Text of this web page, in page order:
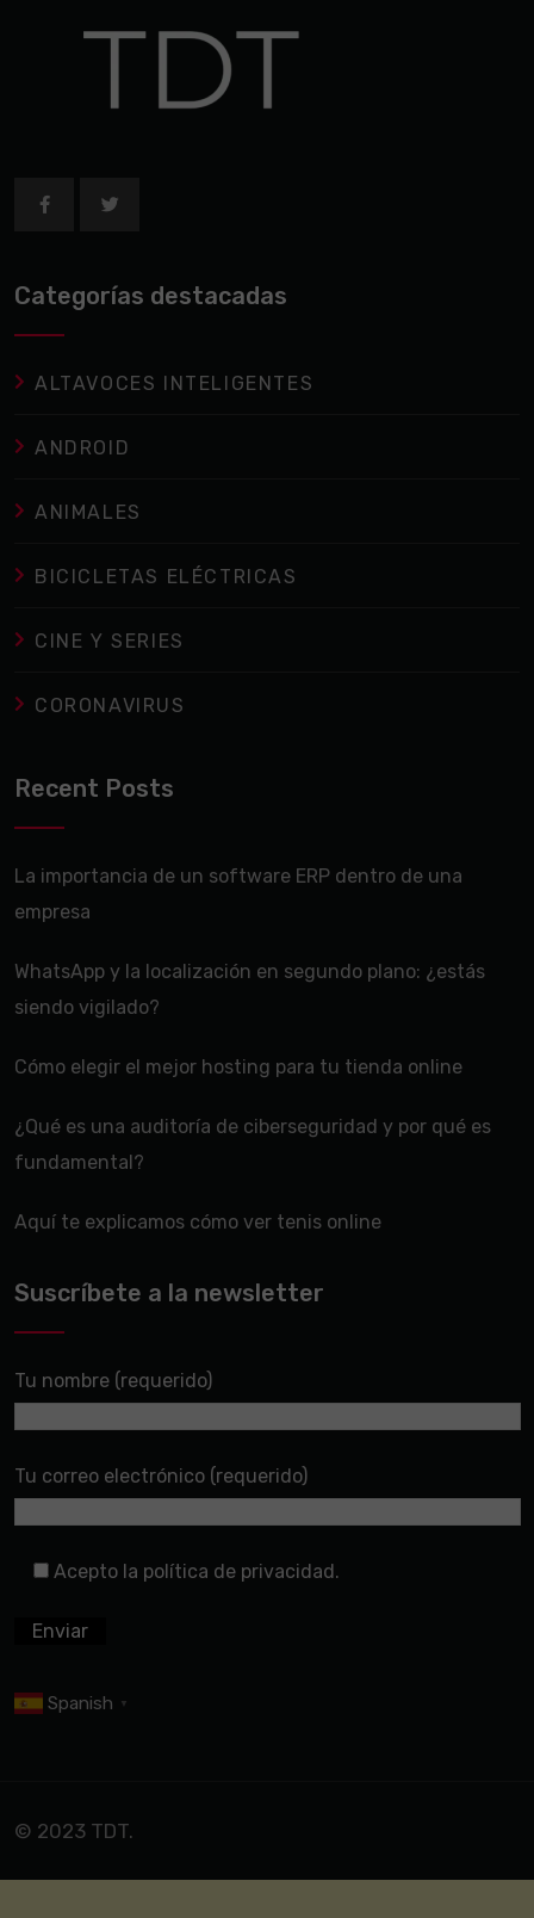
Categorías destacadas
ALTAVOCES INTELIGENTES
ANDROID
ANIMALES
BICICLETAS ELÉCTRICAS
CINE Y SERIES
CORONAVIRUS
Recent Posts
La importancia de un software ERP dentro de una
empresa
WhatsApp y la localización en segundo plano: ¿estás
siendo vigilado?
Cómo elegir el mejor hosting para tu tienda online
¿Qué es una auditoría de ciberseguridad y por qué es
fundamental?
Aquí te explicamos cómo ver tenis online
Suscríbete a la newsletter
Tu nombre (requerido)
Tu correo electrónico (requerido)
Acepto la política de privacidad.
Spanish ▼
© 2023 TDT.